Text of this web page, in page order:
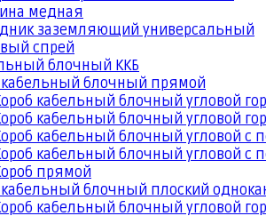
медная
заземляющий универсальный
спрей
блочный ККБ
кабельный блочный прямой
кабельный блочный угловой
кабельный блочный угловой
кабельный блочный угловой с
кабельный блочный угловой с
прямой
кабельный блочный плоский
кабельный блочный угловой